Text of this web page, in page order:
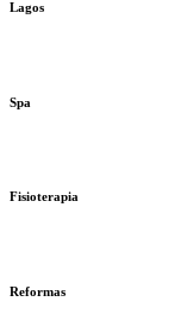
Lagos
Spa
Fisioterapia
Reformas